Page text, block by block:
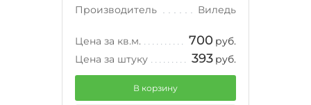
Производитель
Виледь
Цена за кв.м. 700 руб.
Цена за штуку
393 руб.
В корзину